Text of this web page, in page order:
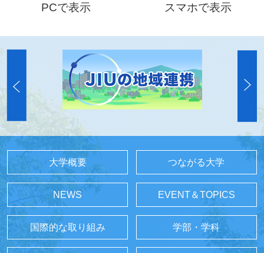
PCで表示 スマホで表示
大学概要 つながる大学
NEWS EVENT＆TOPICS
国際的な取り組み 学部・学科